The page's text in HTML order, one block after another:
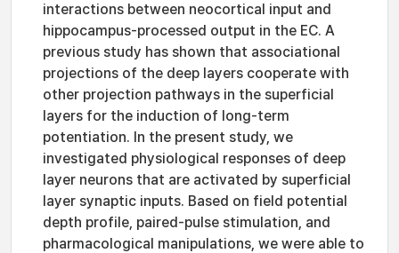
interactions between neocortical input and
hippocampus-processed output in the EC. A
previous study has shown that associational
projections of the deep layers cooperate with
other projection pathways in the superficial
layers for the induction of long-term
potentiation. In the present study, we
investigated physiological responses of deep
layer neurons that are activated by superficial
layer synaptic inputs. Based on field potential
depth profile, paired-pulse stimulation, and
pharmacological manipulations, we were able to